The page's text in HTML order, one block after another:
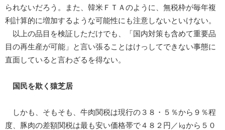
られないだろう。また、韓米ＦＴＡのように、無税枠が毎年複
利計算的に増加するような可能性にも注意しないといけない。
以上の品目を検証しただけでも、「国内対策も含めて重要品
目の再生産が可能」と言い張ることはけっしてできない事態に
直面していると言わざるを得ない。
国民を欺く猿芝居
しかも、そもそも、牛肉関税は現行の３８・５％から９％程
度、豚肉の差額関税は最も安い価格帯で４８２円／㎏から５０